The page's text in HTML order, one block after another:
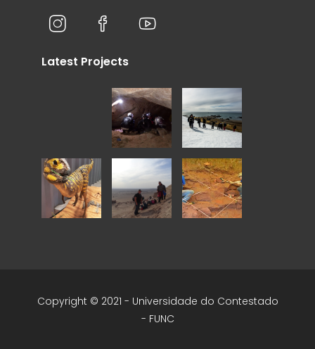
Latest Projects
Copyright © 2021 - Universidade do Contestado
- FUNC